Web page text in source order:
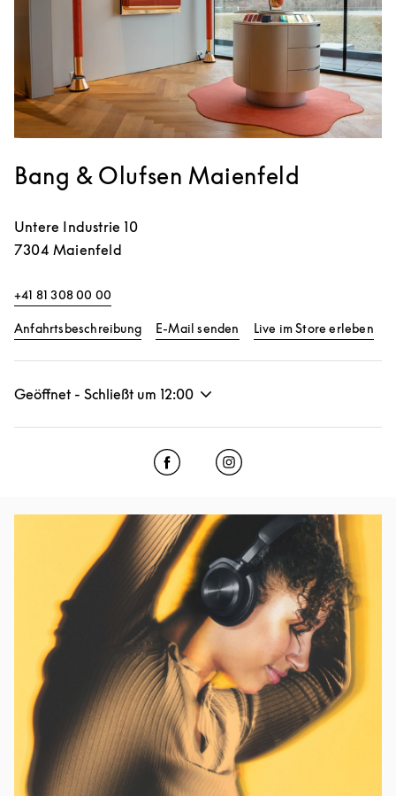
Bang & Olufsen Maienfeld
Untere Industrie 10
7304 Maienfeld
+41 81 308 00 00
AnfahrtsbeschreibungLink Opens in New Tab
E-Mail senden Live im Store erleben
Geöffnet - Schließt um 12:00
Click to open Facebook
Link Opens in New Tab
Click to open Instagram
Link Opens in New Tab